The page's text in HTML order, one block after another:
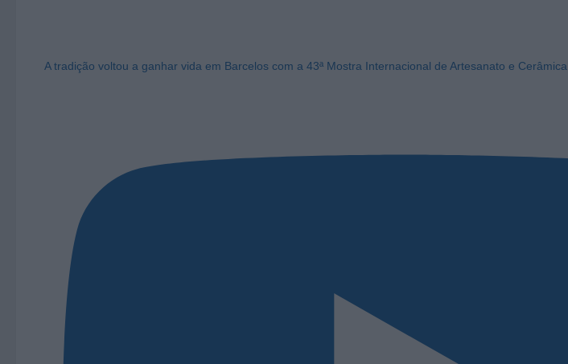
A tradição voltou a ganhar vida em Barcelos com a 43ª Mostra Internacional de Artesanato e Cerâmica